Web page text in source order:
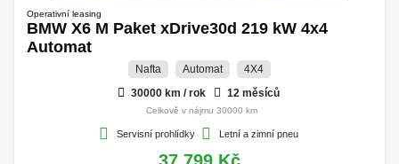
Operativní leasing
BMW X6 M Paket xDrive30d 219 kW 4x4
Automat
Nafta Automat
4X4
30000 km / rok
12 měsíců
Celkově v nájmu 30000 km
Servisní prohlídky Letní a zimní pneu